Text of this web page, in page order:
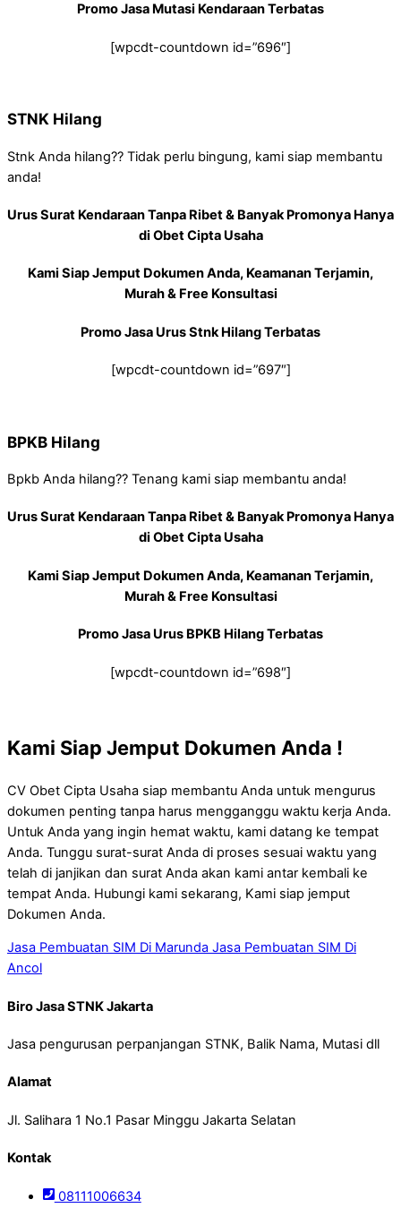
Promo Jasa Mutasi Kendaraan Terbatas
[wpcdt-countdown id=”696″]
STNK Hilang
Stnk Anda hilang?? Tidak perlu bingung, kami siap membantu
anda!
Urus Surat Kendaraan Tanpa Ribet & Banyak Promonya Hanya
di Obet Cipta Usaha
Kami Siap Jemput Dokumen Anda, Keamanan Terjamin,
Murah & Free Konsultasi
Promo Jasa Urus Stnk Hilang Terbatas
[wpcdt-countdown id=”697″]
BPKB Hilang
Bpkb Anda hilang?? Tenang kami siap membantu anda!
Urus Surat Kendaraan Tanpa Ribet & Banyak Promonya Hanya
di Obet Cipta Usaha
Kami Siap Jemput Dokumen Anda, Keamanan Terjamin,
Murah & Free Konsultasi
Promo Jasa Urus BPKB Hilang Terbatas
[wpcdt-countdown id=”698″]
Kami Siap Jemput Dokumen Anda !
CV Obet Cipta Usaha siap membantu Anda untuk mengurus
dokumen penting tanpa harus mengganggu waktu kerja Anda.
Untuk Anda yang ingin hemat waktu, kami datang ke tempat
Anda. Tunggu surat-surat Anda di proses sesuai waktu yang
telah di janjikan dan surat Anda akan kami antar kembali ke
tempat Anda. Hubungi kami sekarang, Kami siap jemput
Dokumen Anda.
Jasa Pembuatan SIM Di Marunda Jasa Pembuatan SIM Di
Ancol
Biro Jasa STNK Jakarta
Jasa pengurusan perpanjangan STNK, Balik Nama, Mutasi dll
Alamat
Jl. Salihara 1 No.1 Pasar Minggu Jakarta Selatan
Kontak
08111006634